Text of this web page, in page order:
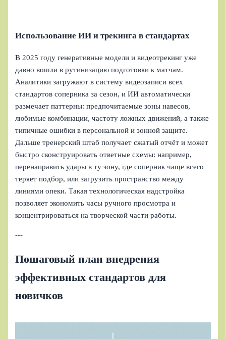
Использование ИИ и трекинга в стандартах
В 2025 году генеративные модели и видеотрекинг уже
давно вошли в рутинизацию подготовки к матчам.
Аналитики загружают в систему видеозаписи всех
стандартов соперника за сезон, и ИИ автоматически
размечает паттерны: предпочитаемые зоны навесов,
любимые комбинации, частоту ложных движений, а также
типичные ошибки в персональной и зонной защите.
Дальше тренерский штаб получает сжатый отчёт и может
быстро сконструировать ответные схемы: например,
перенаправить удары в ту зону, где соперник чаще всего
теряет подбор, или загрузить пространство между
линиями опеки. Такая технологическая надстройка
позволяет экономить часы ручного просмотра и
концентрироваться на творческой части работы.
---
Пошаговый план внедрения
эффективных стандартов для
новичков